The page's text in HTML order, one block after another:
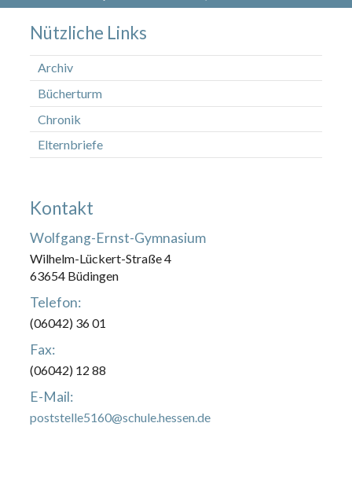
Nützliche Links
Archiv
Bücherturm
Chronik
Elternbriefe
Kontakt
Wolfgang-Ernst-Gymnasium
Wilhelm-Lückert-Straße 4
63654 Büdingen
Telefon:
(06042) 36 01
Fax:
(06042) 12 88
E-Mail:
poststelle5160@schule.hessen.de